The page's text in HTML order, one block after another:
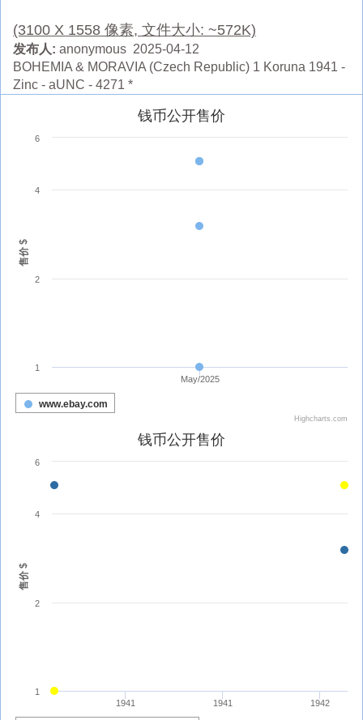
(3100 X 1558 像素, 文件大小: ~572K)
发布人: anonymous 2025-04-12
BOHEMIA & MORAVIA (Czech Republic) 1 Koruna 1941 -
Zinc - aUNC - 4271 *